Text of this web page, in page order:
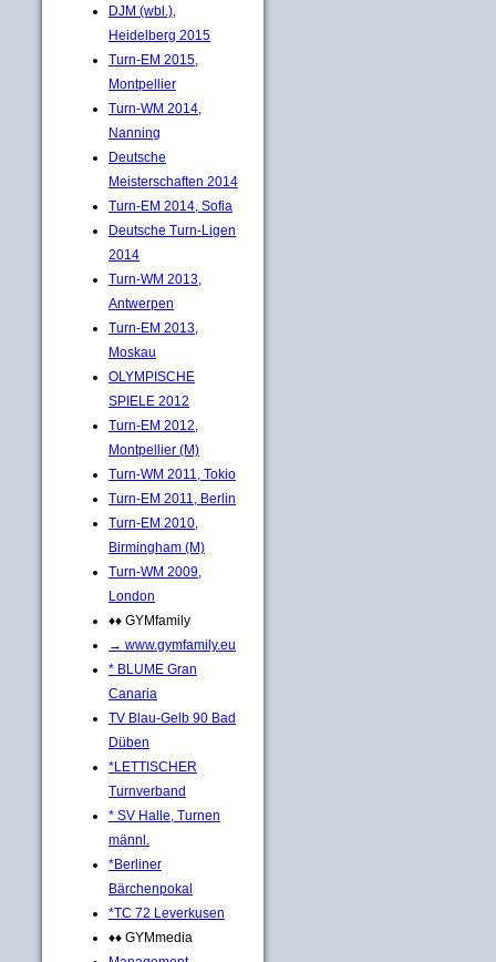
DJM (wbl.),
Heidelberg 2015
Turn-EM 2015,
Montpellier
Turn-WM 2014,
Nanning
Deutsche
Meisterschaften 2014
Turn-EM 2014, Sofia
Deutsche Turn-Ligen
2014
Turn-WM 2013,
Antwerpen
Turn-EM 2013,
Moskau
OLYMPISCHE
SPIELE 2012
Turn-EM 2012,
Montpellier (M)
Turn-WM 2011, Tokio
Turn-EM 2011, Berlin
Turn-EM 2010,
Birmingham (M)
Turn-WM 2009,
London
♦♦ GYMfamily
→ www.gymfamily.eu
* BLUME Gran
Canaria
TV Blau-Gelb 90 Bad
Düben
*LETTISCHER
Turnverband
* SV Halle, Turnen
männl.
*Berliner
Bärchenpokal
*TC 72 Leverkusen
♦♦ GYMmedia